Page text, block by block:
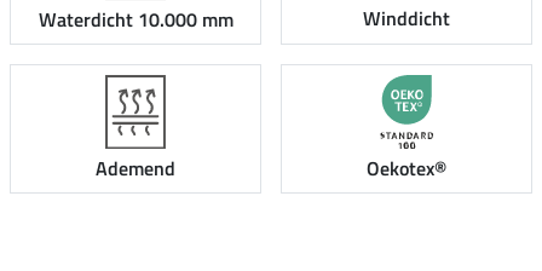
Waterdicht 10.000 mm Winddicht
Ademend Oekotex®